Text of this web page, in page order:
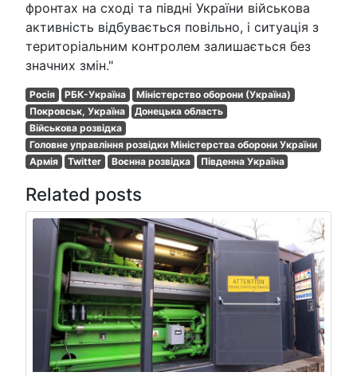
фронтах на сході та півдні України військова
активність відбувається повільно, і ситуація з
територіальним контролем залишається без
значних змін."
Росія РБК-Україна
Міністерство оборони (Україна)
Покровськ, Україна
Донецька область
Військова розвідка
Головне управління розвідки Міністерства оборони України
Армія
Twitter Воєнна розвідка Південна Україна
Related posts